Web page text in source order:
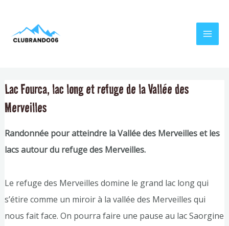
contenu
Lac Fourca, lac long et refuge de la Vallée des
Merveilles
Randonnée pour atteindre la Vallée des Merveilles et les
lacs autour du refuge des Merveilles.
Le refuge des Merveilles domine le grand lac long qui
s’étire comme un miroir à la vallée des Merveilles qui
nous fait face. On pourra faire une pause au lac Saorgine
de
l’article